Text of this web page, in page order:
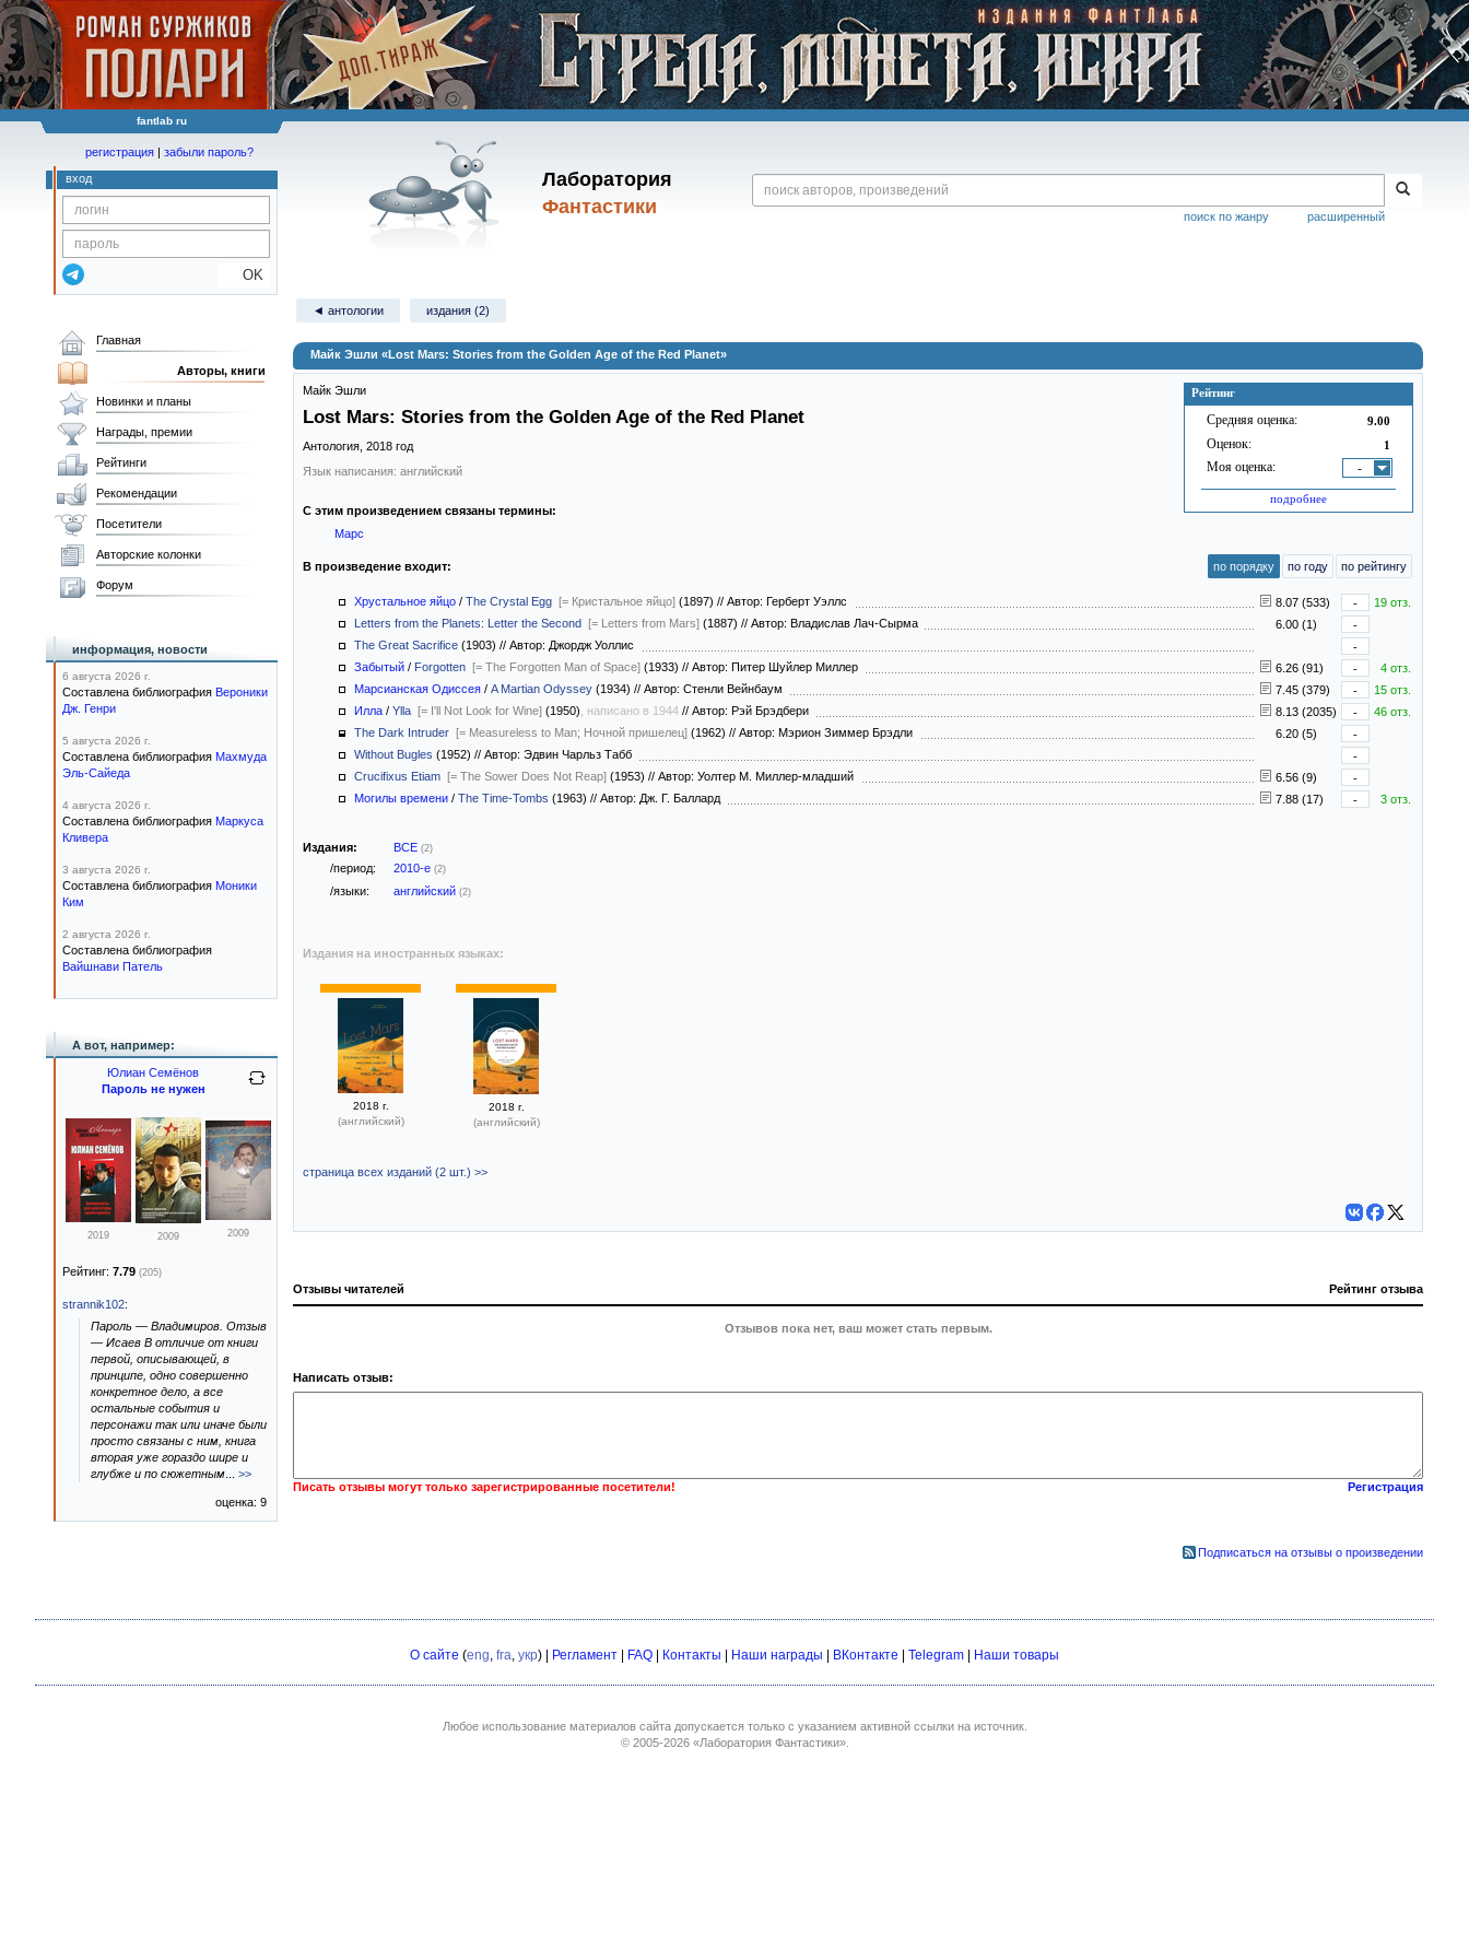
fantlab ru
Лаборатория
Фантастики
расширенный
поиск по жанру
регистрация | забыли пароль?
вход
OK
◄ антологии издания (2)
Майк Эшли «Lost Mars: Stories from the Golden Age of the Red Planet»
Рейтинг
Средняя оценка: 9.00
Оценок: 1
Моя оценка: -
подробнее
Майк Эшли
Lost Mars: Stories from the Golden Age of the Red Planet
Антология, 2018 год
Язык написания: английский
С этим произведением связаны термины:
Марс
В произведение входит: по порядку по году по рейтингу
Хрустальное яйцо / The Crystal Egg [= Кристальное яйцо] (1897) // Автор: Герберт Уэллс 8.07 (533) -
19 отз.
Letters from the Planets: Letter the Second [= Letters from Mars] (1887) // Автор: Владислав Лач-Сырма 6.00 (1)
-
The Great Sacrifice (1903) // Автор: Джордж Уоллис
-
Забытый / Forgotten [= The Forgotten Man of Space] (1933) // Автор: Питер Шуйлер Миллер 6.26 (91) -
4 отз.
Марсианская Одиссея / A Martian Odyssey (1934) // Автор: Стенли Вейнбаум 7.45 (379) -
15 отз.
Илла / Ylla [= I'll Not Look for Wine] (1950) , написано в 1944 // Автор: Рэй Брэдбери 8.13 (2035) -
46 отз.
The Dark Intruder [= Measureless to Man; Ночной пришелец] (1962) // Автор: Мэрион Зиммер Брэдли 6.20 (5)
-
Without Bugles (1952) // Автор: Эдвин Чарльз Табб
-
Crucifixus Etiam [= The Sower Does Not Reap] (1953) // Автор: Уолтер М. Миллер-младший 6.56 (9)
-
Могилы времени / The Time-Tombs (1963) // Автор: Дж. Г. Баллард 7.88 (17) - 3 отз.
Издания: ВСЕ (2)
/период: 2010-е (2)
/языки: английский (2)
Издания на иностранных языках:
2018 г.
(английский)
2018 г.
(английский)
страница всех изданий (2 шт.) >>
Отзывы читателей Рейтинг отзыва
Отзывов пока нет, ваш может стать первым.
Написать отзыв:
Писать отзывы могут только зарегистрированные посетители! Регистрация
Подписаться на отзывы о произведении
Главная
Авторы, книги
Новинки и планы
Награды, премии
Рейтинги
Рекомендации
Посетители
Авторские колонки
Форум
информация, новости
6 августа 2026 г.
Составлена библиография Вероники
Дж. Генри
5 августа 2026 г.
Составлена библиография Махмуда
Эль-Сайеда
4 августа 2026 г.
Составлена библиография Маркуса
Кливера
3 августа 2026 г.
Составлена библиография Моники
Ким
2 августа 2026 г.
Составлена библиография
Вайшнави Патель
А вот, например:
Юлиан Семёнов
Пароль не нужен
2019 2009 2009
Рейтинг: 7.79 (205)
strannik102:
Пароль — Владимиров. Отзыв
— Исаев В отличие от книги
первой, описывающей, в
принципе, одно совершенно
конкретное дело, а все
остальные события и
персонажи так или иначе были
просто связаны с ним, книга
вторая уже гораздо шире и
глубже и по сюжетным
>>
оценка: 9
О сайте (eng, fra, укр) | Регламент FAQ Контакты Наши награды ВКонтакте Telegram Наши товары
Любое использование материалов сайта допускается только с указанием активной ссылки на источник.
© 2005-2026 «Лаборатория Фантастики».